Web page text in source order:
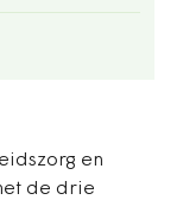
en
de drie